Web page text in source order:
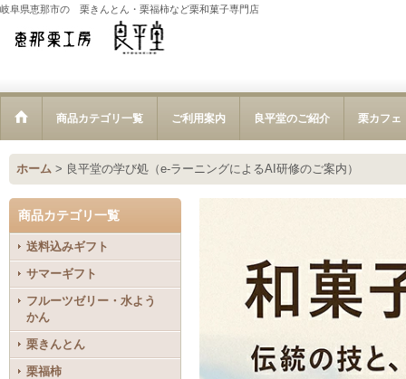
岐阜県恵那市の 栗きんとん・栗福柿など栗和菓子専門店
商品カテゴリ一覧 ご利用案内 良平堂のご紹介 栗カフェ
ホーム > 良平堂の学び処（e-ラーニングによるAI研修のご案内）
商品カテゴリ一覧
送料込みギフト
サマーギフト
フルーツゼリー・水よう
かん
栗きんとん
栗福柿